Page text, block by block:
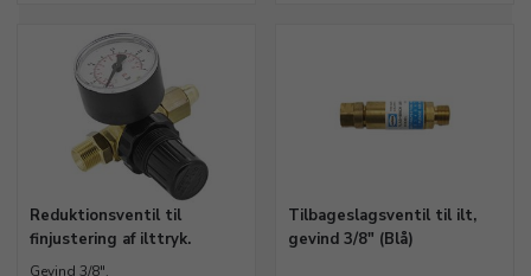
Reduktionsventil til
finjustering af ilttryk.
Gevind 3/8".
Tilbageslagsventil til ilt,
gevind 3/8" (Blå)